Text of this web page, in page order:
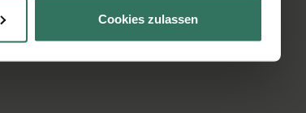
Cookies zulassen